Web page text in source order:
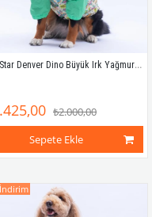
wellsoft ponçik sweatshirt
PawStar Denver Dino Büyük Irk Yağmurluk
₺2.000,00
Sepete Ekle
İndirim